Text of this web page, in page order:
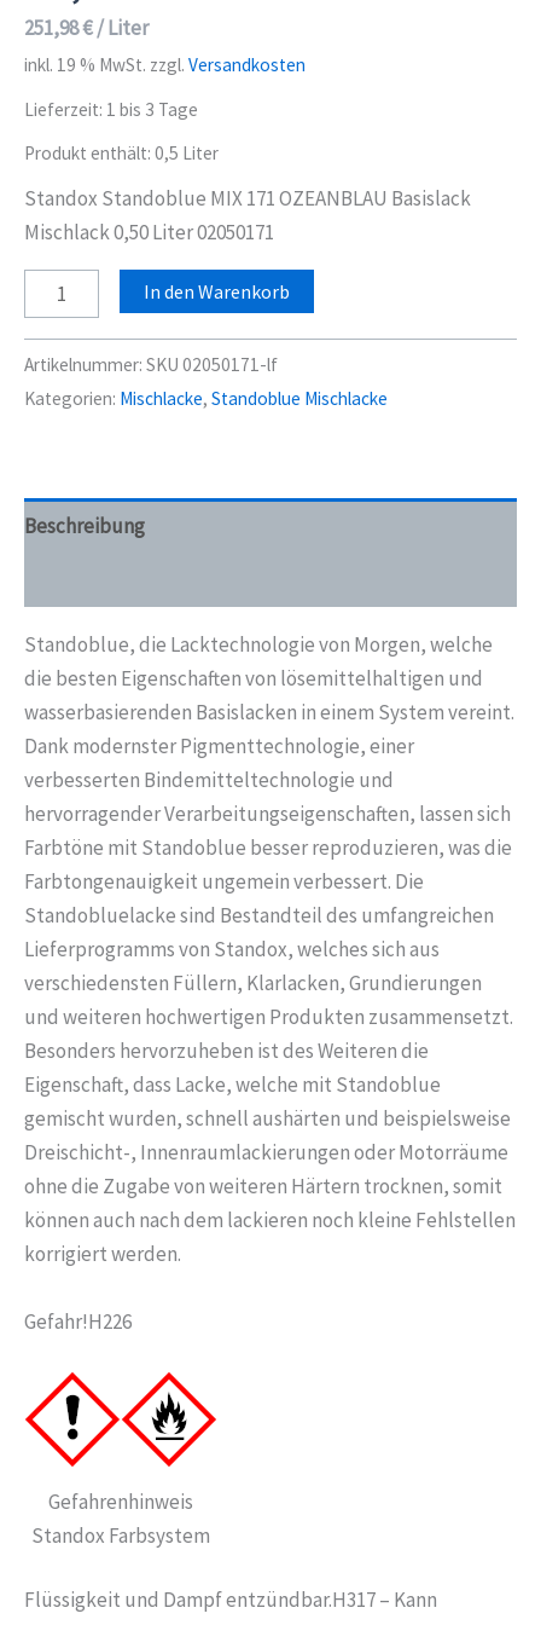
251,98€/Liter
inkl. 19 % MwSt. zzgl. Versandkosten
Lieferzeit: 1 bis 3 Tage
Produkt enthält: 0,5 Liter
Standox Standoblue MIX 171 OZEANBLAU Basislack
Mischlack 0,50 Liter 02050171
Standox
Standoblue
MIX
171
0,50
In den Warenkorb
Artikelnummer: SKU 02050171-lf
Kategorien: Mischlacke, Standoblue Mischlacke
Beschreibung
Standoblue, die Lacktechnologie von Morgen, welche
die besten Eigenschaften von lösemittelhaltigen und
wasserbasierenden Basislacken in einem System vereint.
Dank modernster Pigmenttechnologie, einer
verbesserten Bindemitteltechnologie und
hervorragender Verarbeitungseigenschaften, lassen sich
Farbtöne mit Standoblue besser reproduzieren, was die
Farbtongenauigkeit ungemein verbessert. Die
Standobluelacke sind Bestandteil des umfangreichen
Lieferprogramms von Standox, welches sich aus
verschiedensten Füllern, Klarlacken, Grundierungen
und weiteren hochwertigen Produkten zusammensetzt.
Besonders hervorzuheben ist des Weiteren die
Eigenschaft, dass Lacke, welche mit Standoblue
gemischt wurden, schnell aushärten und beispielsweise
Dreischicht-, Innenraumlackierungen oder Motorräume
ohne die Zugabe von weiteren Härtern trocknen, somit
können auch nach dem lackieren noch kleine Fehlstellen
korrigiert werden.
Gefahr!H226
Gefahrenhinweis
Standox Farbsystem
Flüssigkeit und Dampf entzündbar.H317 – Kann